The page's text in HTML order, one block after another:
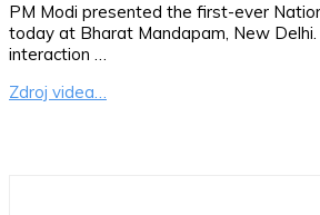
PM Modi presented the first-ever
today at Bharat Mandapam, New
interaction …
Zdroj videa…